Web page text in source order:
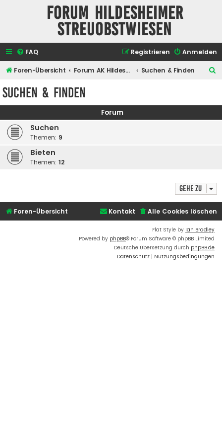
Forum Hildesheimer
Streuobstwiesen
FAQ Anmelden
Registrieren
Foren-Übersicht Forum AK Hildesheimer Streuobstwiesen Suchen & Finden
e
Suchen & Finden
Forum
Suchen
Themen: 9
Bieten
Themen: 12
Gehe zu
Foren-Übersicht Alle Cookies löschen
Kontakt
Flat Style by Ian Bradley
Powered by phpBB® Forum Software © phpBB Limited
Deutsche Übersetzung durch phpBB.de
Datenschutz | Nutzungsbedingungen